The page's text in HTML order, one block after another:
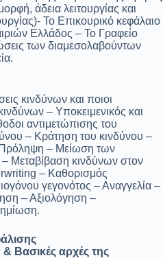
άδεια λειτουργίας και
Το Επικουρικό κεφάλαιο
Ελλάδος – Το Γραφείο
των διαμεσολαβούντων
κινδύνων και ποιοι
– Υποκειμενικός και
αντιμετώπισης του
– Κράτηση του κινδύνου –
– Μείωση των
Μεταβίβαση κινδύνων στον
– Καθορισμός
γεγονότος – Αναγγελία –
– Αξιολόγηση –
Βασικές αρχές της